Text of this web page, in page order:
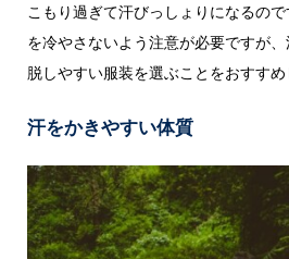
こもり過ぎて汗びっしょりになるの
を冷やさないよう注意が必要ですが
脱しやすい服装を選ぶことをおすすめ
汗をかきやすい体質